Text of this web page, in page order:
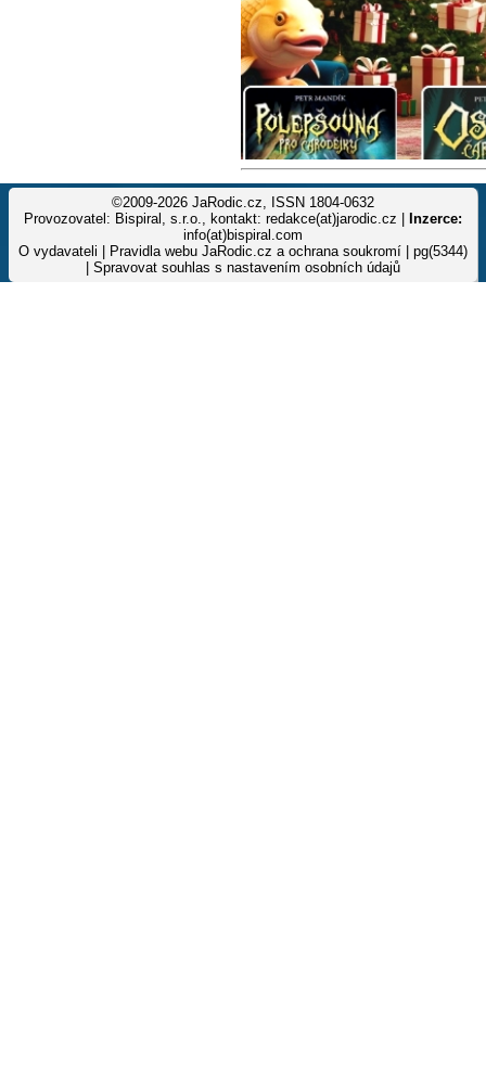
©2009-2026 JaRodic.cz, ISSN 1804-0632
Provozovatel: Bispiral, s.r.o., kontakt: redakce(at)jarodic.cz |
Inzerce:
info(at)bispiral.com
O vydavateli
Pravidla webu JaRodic.cz a ochrana soukromí | pg(5344)
Spravovat souhlas s nastavením osobních údajů